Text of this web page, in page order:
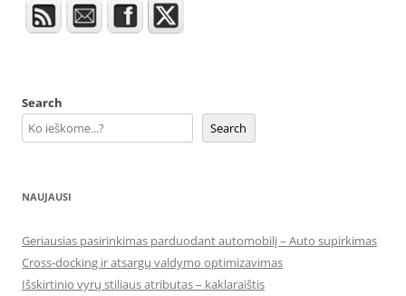
Search
Search
NAUJAUSI
Geriausias pasirinkimas parduodant automobilį – Auto supirkimas
Cross-docking ir atsargų valdymo optimizavimas
Išskirtinio vyrų stiliaus atributas – kaklaraištis